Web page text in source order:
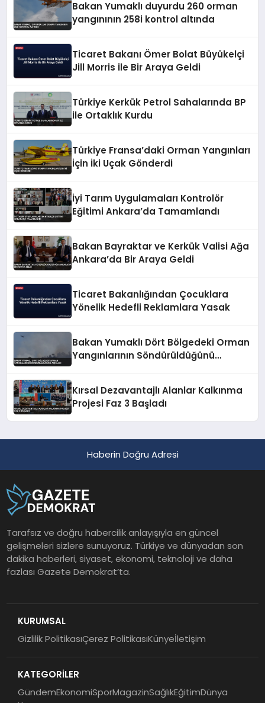
Bakan Yumaklı duyurdu 260 orman
yangınının 258i kontrol altında
Ticaret Bakanı Ömer Bolat Büyükelçi
Jill Morris ile Bir Araya Geldi
Türkiye Kerkük Petrol Sahalarında BP
ile Ortaklık Kurdu
Türkiye Fransa’daki Orman Yangınları
İçin İki Uçak Gönderdi
İyi Tarım Uygulamaları Kontrolör
Eğitimi Ankara’da Tamamlandı
Bakan Bayraktar ve Kerkük Valisi Ağa
Ankara’da Bir Araya Geldi
Ticaret Bakanlığından Çocuklara
Yönelik Hedefli Reklamlara Yasak
Bakan Yumaklı Dört Bölgedeki Orman
Yangınlarının Söndürüldüğünü
Kırsal Dezavantajlı Alanlar Kalkınma
Projesi Faz 3 Başladı
Haberin Doğru Adresi
Tarafsız ve doğru habercilik anlayışıyla en güncel
gelişmeleri sizlere sunuyoruz. Türkiye ve dünyadan son
dakika haberleri, siyaset, ekonomi, teknoloji ve daha
fazlası Gazete Demokrat’ta.
KURUMSAL
Gizlilik PolitikasıÇerez PolitikasıKünyeİletişim
KATEGORİLER
GündemEkonomiSporMagazinSağlıkEğitimDünya